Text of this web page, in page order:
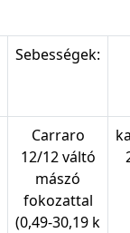
Sebességek:
Carraro
12/12 váltó
mászó
fokozattal
(0,49-30,19 k